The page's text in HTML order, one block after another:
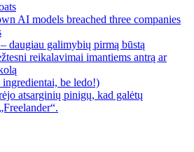
AI models breached three companies
daugiau galimybių pirmą būstą
reikalavimai imantiems antrą ar
be ledo!)
atsarginių pinigų, kad galėtų